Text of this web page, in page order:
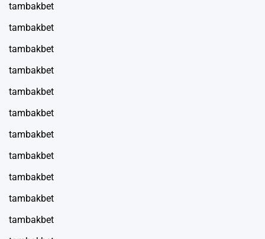
tambakbet
tambakbet
tambakbet
tambakbet
tambakbet
tambakbet
tambakbet
tambakbet
tambakbet
tambakbet
tambakbet